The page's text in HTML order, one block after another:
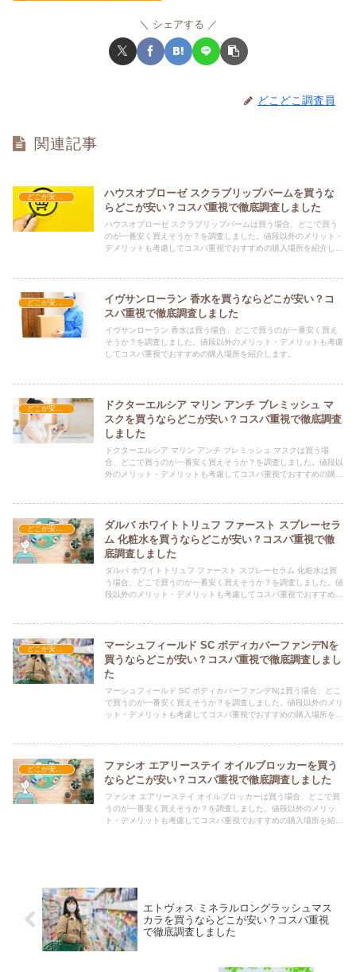
シェアする
どこどこ調査員
関連記事
どこが安い？-コスメ・美容品
ハウスオブローゼ スクラブリップバームを買うな
らどこが安い？コスパ重視で徹底調査しました
ハウスオブローゼ スクラブリップバームは買う場合、どこで買う
のが一番安く買えそうか？を調査しました。値段以外のメリット・
デメリットも考慮してコスパ重視でおすすめの購入場所を紹介しま
どこが安い？-コスメ・美容品
イヴサンローラン 香水を買うならどこが安い？コ
スパ重視で徹底調査しました
イヴサンローラン 香水は買う場合、どこで買うのが一番安く買え
そうか？を調査しました。値段以外のメリット・デメリットも考慮
してコスパ重視でおすすめの購入場所を紹介します。
どこが安い？-コスメ・美容品
ドクターエルシア マリン アンチ ブレミッシュ マ
スクを買うならどこが安い？コスパ重視で徹底調査
しました
ドクターエルシア マリン アンチ ブレミッシュ マスクは買う場
合、どこで買うのが一番安く買えそうか？を調査しました。値段以
外のメリット・デメリットも考慮してコスパ重視でおすすめの購入
どこが安い？-コスメ・美容品
ダルバ ホワイトトリュフ ファースト スプレーセラ
ム 化粧水を買うならどこが安い？コスパ重視で徹
底調査しました
ダルバ ホワイトトリュフ ファースト スプレーセラム 化粧水は買
う場合、どこで買うのが一番安く買えそうか？を調査しました。値
段以外のメリット・デメリットも考慮してコスパ重視でおすすめの
どこが安い？-コスメ・美容品
マーシュフィールド SC ボディカバーファンデNを
買うならどこが安い？コスパ重視で徹底調査しまし
た
マーシュフィールド SC ボディカバーファンデNは買う場合、どこ
で買うのが一番安く買えそうか？を調査しました。値段以外のメリ
ット・デメリットも考慮してコスパ重視でおすすめの購入場所を紹
どこが安い？-コスメ・美容品
ファシオ エアリーステイ オイルブロッカーを買う
ならどこが安い？コスパ重視で徹底調査しました
ファシオ エアリーステイ オイルブロッカーは買う場合、どこで買
うのが一番安く買えそうか？を調査しました。値段以外のメリッ
ト・デメリットも考慮してコスパ重視でおすすめの購入場所を紹介
エトヴォス ミネラルロングラッシュマス
カラを買うならどこが安い？コスパ重視
で徹底調査しました